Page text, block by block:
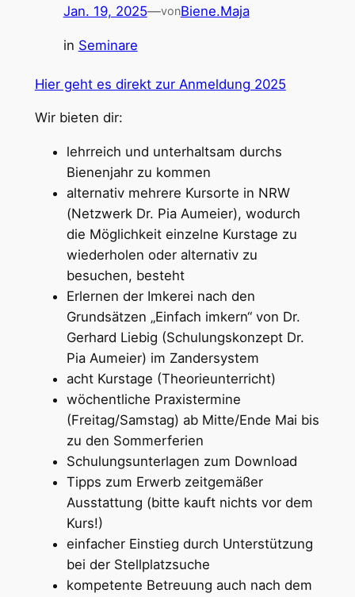
Jan. 19, 2025—vonBiene.Maja
in Seminare
Hier geht es direkt zur Anmeldung 2025
Wir bieten dir:
lehrreich und unterhaltsam durchs
Bienenjahr zu kommen
alternativ mehrere Kursorte in NRW
(Netzwerk Dr. Pia Aumeier), wodurch
die Möglichkeit einzelne Kurstage zu
wiederholen oder alternativ zu
besuchen, besteht
Erlernen der Imkerei nach den
Grundsätzen „Einfach imkern“ von Dr.
Gerhard Liebig (Schulungskonzept Dr.
Pia Aumeier) im Zandersystem
acht Kurstage (Theorieunterricht)
wöchentliche Praxistermine
(Freitag/Samstag) ab Mitte/Ende Mai bis
zu den Sommerferien
Schulungsunterlagen zum Download
Tipps zum Erwerb zeitgemäßer
Ausstattung (bitte kauft nichts vor dem
Kurs!)
einfacher Einstieg durch Unterstützung
bei der Stellplatzsuche
kompetente Betreuung auch nach dem